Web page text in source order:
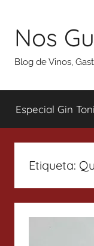
contenido
Nos
Blog de Vinos,
Especial Gin
Etiqueta: